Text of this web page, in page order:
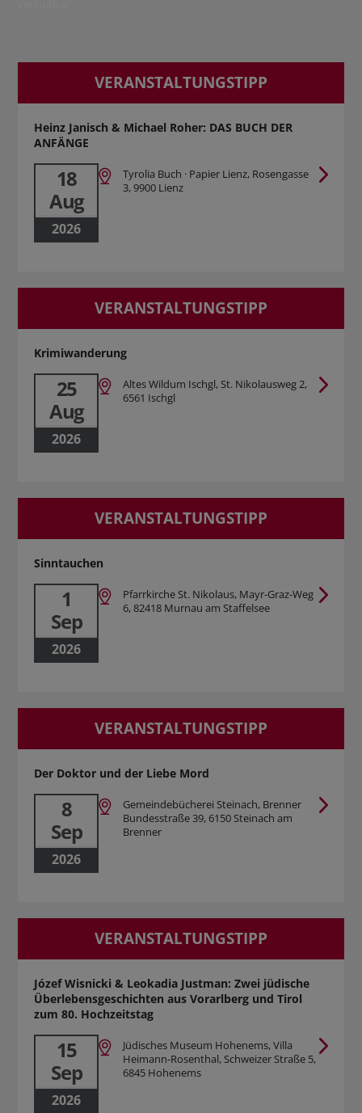
VERANSTALTUNGSTIPP
Heinz Janisch & Michael Roher: DAS BUCH DER
ANFÄNGE
18
Aug
2026
Tyrolia Buch · Papier Lienz, Rosengasse
3, 9900 Lienz
VERANSTALTUNGSTIPP
Krimiwanderung
25
Aug
2026
Altes Wildum Ischgl, St. Nikolausweg 2,
6561 Ischgl
VERANSTALTUNGSTIPP
Sinntauchen
1
Sep
2026
Pfarrkirche St. Nikolaus, Mayr-Graz-Weg
6, 82418 Murnau am Staffelsee
VERANSTALTUNGSTIPP
Der Doktor und der Liebe Mord
8
Sep
2026
Gemeindebücherei Steinach, Brenner
Bundesstraße 39, 6150 Steinach am
Brenner
VERANSTALTUNGSTIPP
Józef Wisnicki & Leokadia Justman: Zwei jüdische
Überlebensgeschichten aus Vorarlberg und Tirol
zum 80. Hochzeitstag
15
Sep
2026
Jüdisches Museum Hohenems, Villa
Heimann-Rosenthal, Schweizer Straße 5,
6845 Hohenems